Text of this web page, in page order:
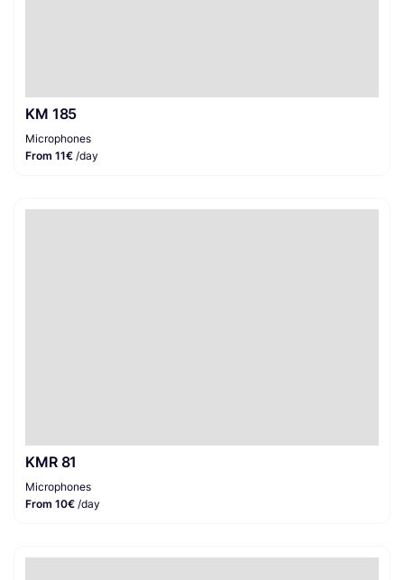
KM 185
Microphones
From 11€ /day
KMR 81
Microphones
From 10€ /day